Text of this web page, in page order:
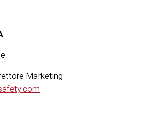
Marketing